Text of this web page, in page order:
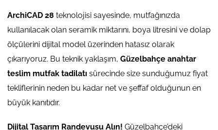
ArchiCAD 28 teknolojisi sayesinde, mutfağınızda
kullanılacak olan seramik miktarını, boya litresini ve dolap
ölçülerini dijital model üzerinden hatasız olarak
çıkarıyoruz. Bu teknik yaklaşım, Güzelbahçe anahtar
teslim mutfak tadilatı sürecinde size sunduğumuz fiyat
tekliflerinin neden bu kadar net ve şeffaf olduğunun en
büyük kanıtıdır.
Dijital Tasarım Randevusu Alın! Güzelbahçe’deki